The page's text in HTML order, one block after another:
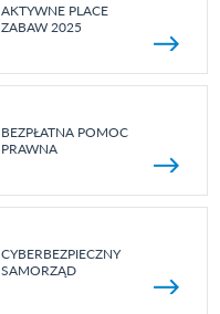
AKTYWNE PLACE
ZABAW 2025
BEZPŁATNA POMOC
PRAWNA
CYBERBEZPIECZNY
SAMORZĄD